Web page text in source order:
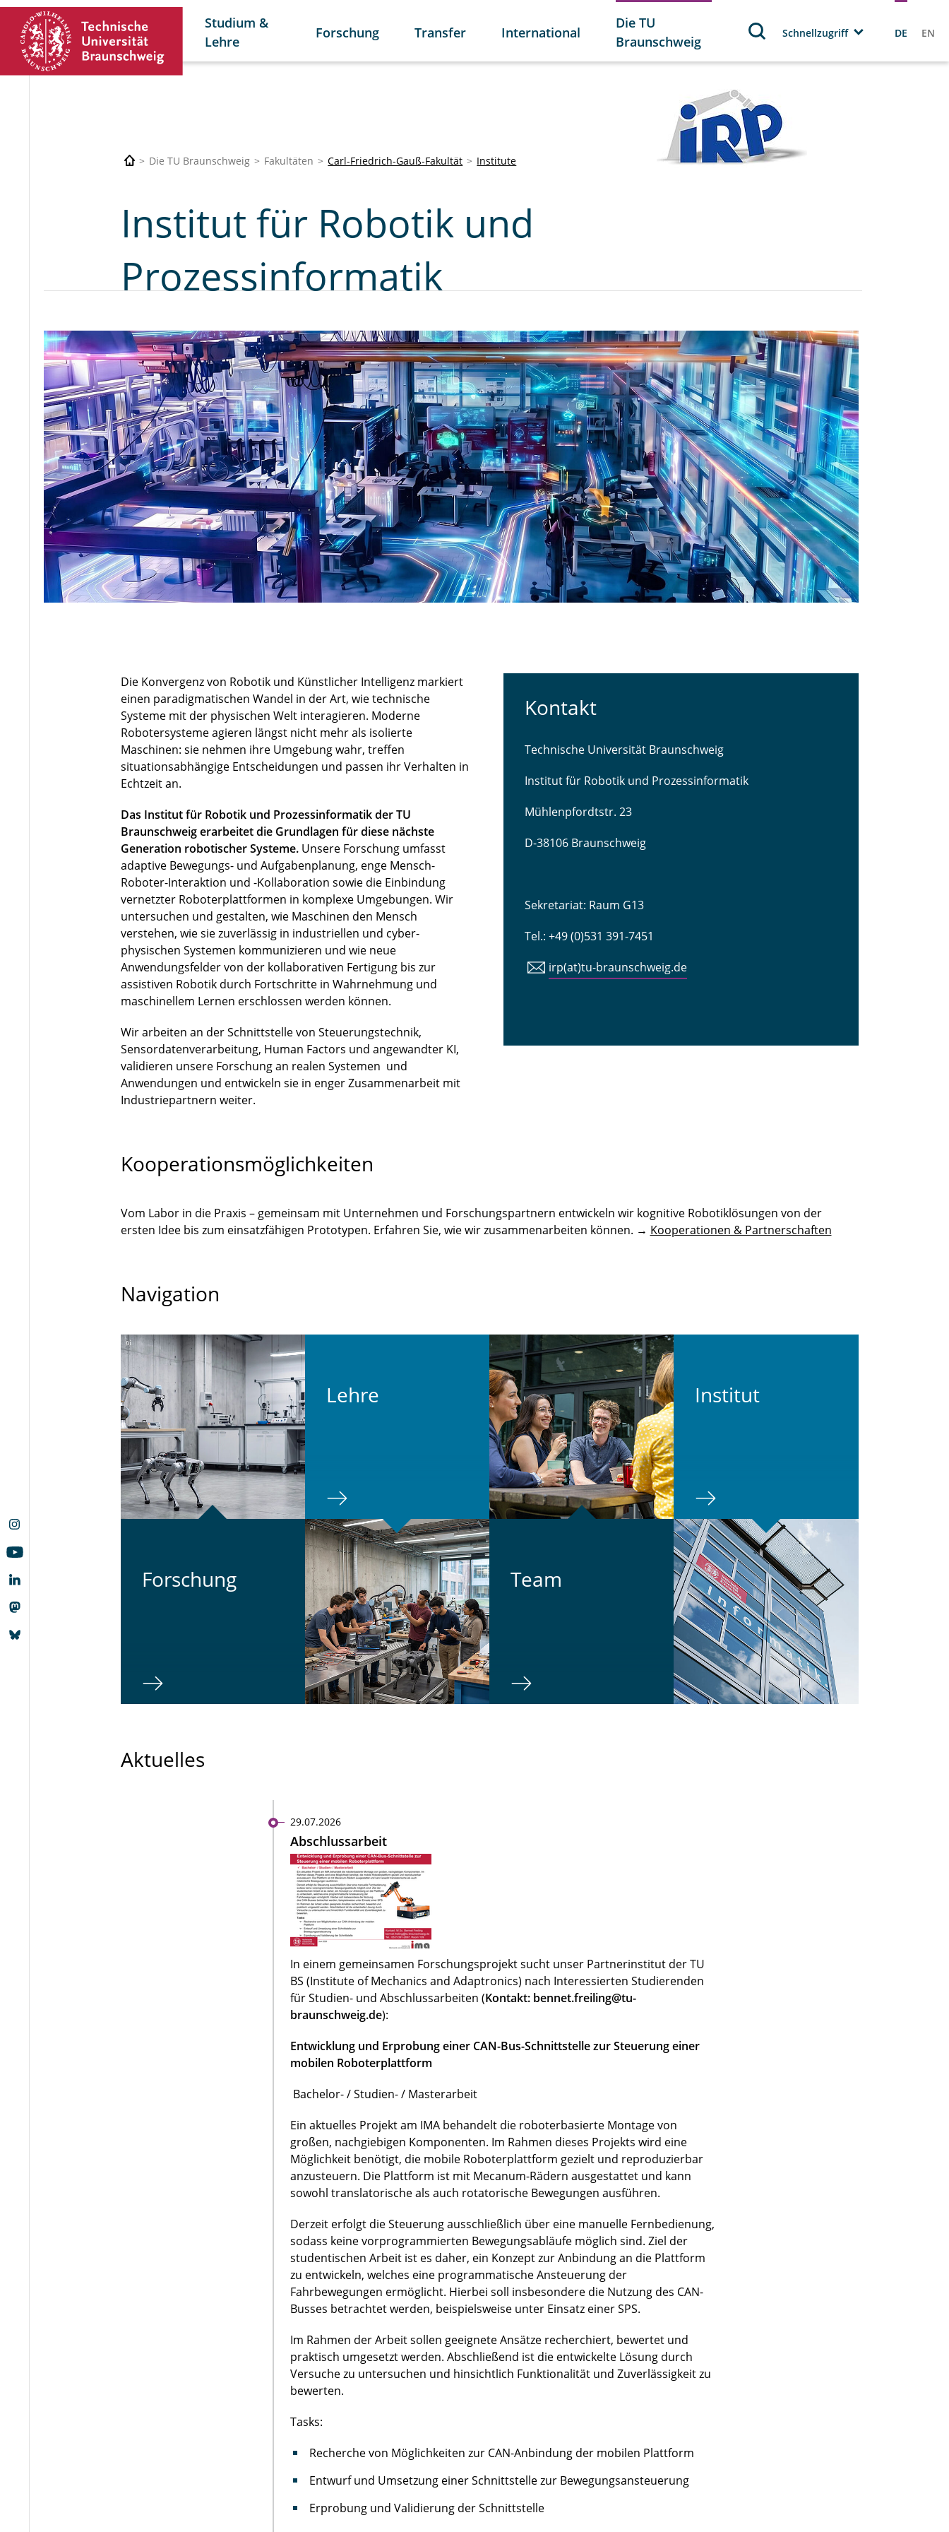
Studium &
Lehre
Forschung Transfer International
Die TU
Braunschweig
Schnellzugriff DE EN
Die TU Braunschweig Fakultäten Carl-Friedrich-Gauß-Fakultät Institute
Institut für Robotik und
Prozessinformatik
Die Konvergenz von Robotik und Künstlicher Intelligenz markiert
einen paradigmatischen Wandel in der Art, wie technische
Systeme mit der physischen Welt interagieren. Moderne
Robotersysteme agieren längst nicht mehr als isolierte
Maschinen: sie nehmen ihre Umgebung wahr, treffen
situationsabhängige Entscheidungen und passen ihr Verhalten in
Echtzeit an.
Das Institut für Robotik und Prozessinformatik der TU
Braunschweig erarbeitet die Grundlagen für diese nächste
Generation robotischer Systeme.Unsere Forschung umfasst
adaptive Bewegungs- und Aufgabenplanung, enge Mensch-
Roboter-Interaktion und -Kollaboration sowie die Einbindung
vernetzter Roboterplattformen in komplexe Umgebungen. Wir
untersuchen und gestalten, wie Maschinen den Mensch
verstehen, wie sie zuverlässig in industriellen und cyber-
physischen Systemen kommunizieren und wie neue
Anwendungsfelder von der kollaborativen Fertigung bis zur
assistiven Robotik durch Fortschritte in Wahrnehmung und
maschinellem Lernen erschlossen werden können.
Wir arbeiten an der Schnittstelle von Steuerungstechnik,
Sensordatenverarbeitung, Human Factors und angewandter KI,
validieren unsere Forschung an realen Systemen und
Anwendungen und entwickeln sie in enger Zusammenarbeit mit
Industriepartnern weiter.
Kontakt
Technische Universität Braunschweig
Institut für Robotik und Prozessinformatik
Mühlenpfordtstr. 23
D-38106 Braunschweig
Sekretariat: Raum G13
Tel.: +49 (0)531 391-7451
irp(at)tu-braunschweig.de
Kooperationsmöglichkeiten
Vom Labor in die Praxis – gemeinsam mit Unternehmen und Forschungspartnern entwickeln wir kognitive Robotiklösungen von der
ersten Idee bis zum einsatzfähigen Prototypen. Erfahren Sie, wie wir zusammenarbeiten können. → Kooperationen & Partnerschaften
Navigation
For­schung
Lehre
Team
In­sti­tut
Aktuelles
29.07.2026
Abschlussarbeit
In einem gemeinsamen Forschungsprojekt sucht unser Partnerinstitut der TU
BS (Institute of Mechanics and Adaptronics) nach Interessierten Studierenden
für Studien- und Abschlussarbeiten (Kontakt: bennet.freiling@tu-
braunschweig.de):
Entwicklung und Erprobung einer CAN-Bus-Schnittstelle zur Steuerung einer
mobilen Roboterplattform
Bachelor- / Studien- / Masterarbeit
Ein aktuelles Projekt am IMA behandelt die roboterbasierte Montage von
großen, nachgiebigen Komponenten. Im Rahmen dieses Projekts wird eine
Möglichkeit benötigt, die mobile Roboterplattform gezielt und reproduzierbar
anzusteuern. Die Plattform ist mit Mecanum-Rädern ausgestattet und kann
sowohl translatorische als auch rotatorische Bewegungen ausführen.
Derzeit erfolgt die Steuerung ausschließlich über eine manuelle Fernbedienung,
sodass keine vorprogrammierten Bewegungsabläufe möglich sind. Ziel der
studentischen Arbeit ist es daher, ein Konzept zur Anbindung an die Plattform
zu entwickeln, welches eine programmatische Ansteuerung der
Fahrbewegungen ermöglicht. Hierbei soll insbesondere die Nutzung des CAN-
Busses betrachtet werden, beispielsweise unter Einsatz einer SPS.
Im Rahmen der Arbeit sollen geeignete Ansätze recherchiert, bewertet und
praktisch umgesetzt werden. Abschließend ist die entwickelte Lösung durch
Versuche zu untersuchen und hinsichtlich Funktionalität und Zuverlässigkeit zu
bewerten.
Tasks:
Recherche von Möglichkeiten zur CAN-Anbindung der mobilen Plattform
Entwurf und Umsetzung einer Schnittstelle zur Bewegungsansteuerung
Erprobung und Validierung der Schnittstelle